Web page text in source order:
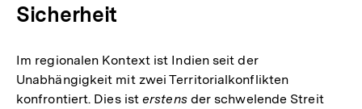
Sicherheit
Im regionalen Kontext ist Indien seit der
Unabhängigkeit mit zwei Territorialkonflikten
konfrontiert. Dies isterstensder schwelende Streit